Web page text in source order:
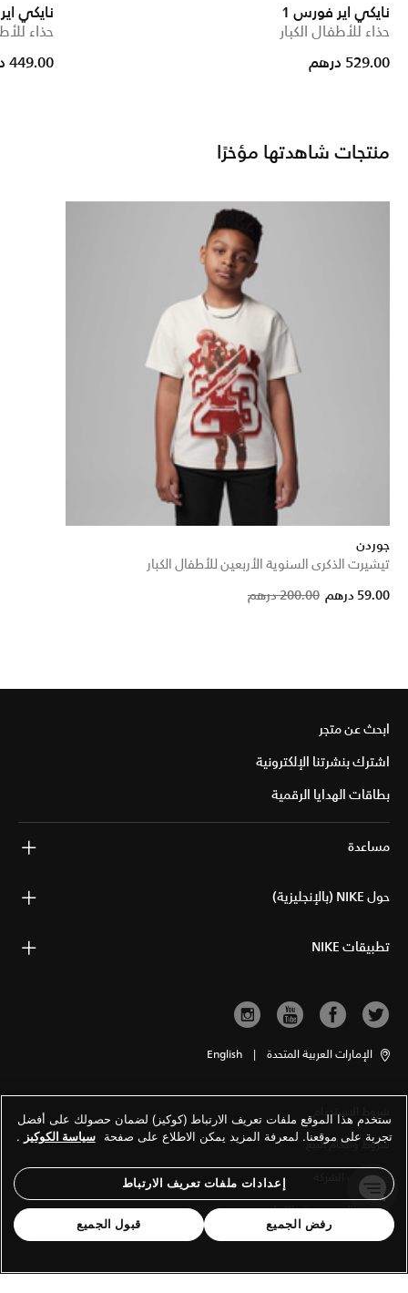
نايكي اير فورس 1
حذاء للأطفال الكبار
529.00 درهم
نايكي
حذاء
449.00 درهم
منتجات شاهدتها مؤخرًا
جوردن
تيشيرت الذكرى السنوية الأربعين للأطفال الكبار
Price reduced from
200.00 درهم
to 59.00 درهم
ابحث عن متجر
اشترك بنشرتنا الإلكترونية
بطاقات الهدايا الرقمية
مساعدة
حول NIKE (بالإنجليزية)
تطبيقات NIKE
الإمارات العربية المتحدة |
English
شروط الاستخدام
شروط وأحكام البيع
معلومات الشركة
سياسة الخصوصية والكوكيز
ستخدم هذا الموقع ملفات تعريف الارتباط (كوكيز) لضمان حصولك على أفضل
تجربة على موقعنا. لمعرفة المزيد يمكن الاطلاع على صفحة سياسة الكوكيز .
إعدادات ملفات تعريف الارتباط
رفض الجميع قبول الجميع